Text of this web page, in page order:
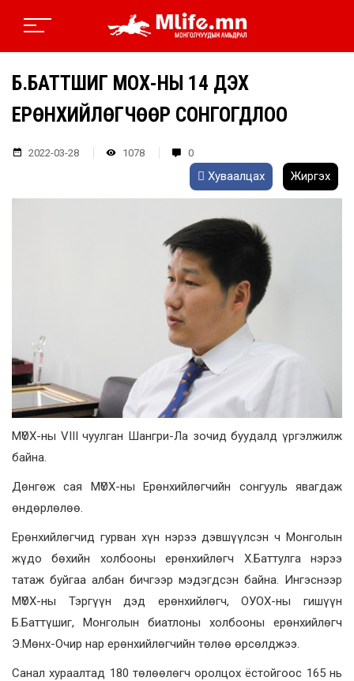
Б.БАТТҮШИГ МҮОХ-НЫ 14 ДЭХ
ЕРӨНХИЙЛӨГЧӨӨР СОНГОГДЛОО
2022-03-28 1078 0
Хуваалцах Жиргэх
МҮОХ-ны VIII чуулган Шангри-Ла зочид буудалд үргэлжилж
байна.
Дөнгөж сая МҮОХ-ны Ерөнхийлөгчийн сонгууль явагдаж
өндөрлөлөө.
Ерөнхийлөгчид гурван хүн нэрээ дэвшүүлсэн ч Монголын
жүдо бөхийн холбооны ерөнхийлөгч Х.Баттулга нэрээ
татаж буйгаа албан бичгээр мэдэгдсэн байна. Ингэснээр
МҮОХ-ны Тэргүүн дэд ерөнхийлөгч, ОУОХ-ны гишүүн
Б.Баттүшиг, Монголын биатлоны холбооны ерөнхийлөгч
Э.Мөнх-Очир нар ерөнхийлөгчийн төлөө өрсөлджээ.
Санал хураалтад 180 төлөөлөгч оролцох ёстойгоос 165 нь